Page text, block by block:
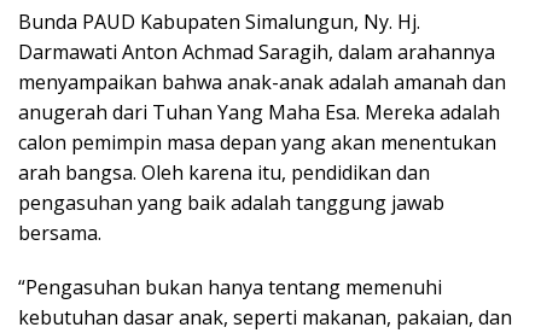
Bunda PAUD Kabupaten Simalungun, Ny. Hj.
Darmawati Anton Achmad Saragih, dalam arahannya
menyampaikan bahwa anak-anak adalah amanah dan
anugerah dari Tuhan Yang Maha Esa. Mereka adalah
calon pemimpin masa depan yang akan menentukan
arah bangsa. Oleh karena itu, pendidikan dan
pengasuhan yang baik adalah tanggung jawab
bersama.
“Pengasuhan bukan hanya tentang memenuhi
kebutuhan dasar anak, seperti makanan, pakaian, dan